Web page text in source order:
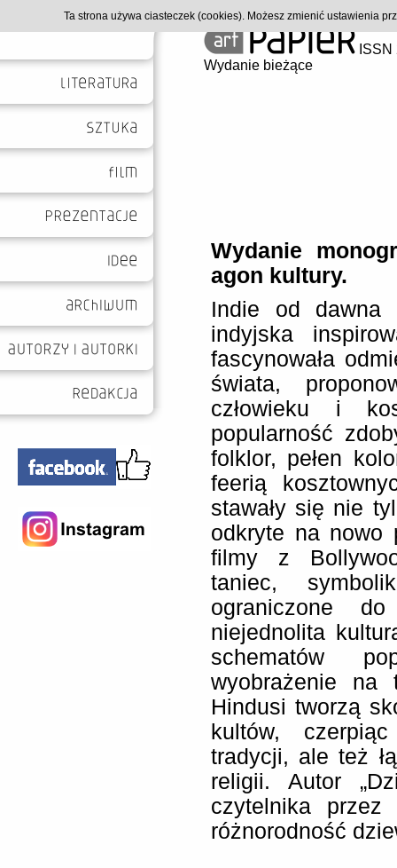
Wydanie bieżące
Wydanie
agon kultury.
Indie od dawna
indyjska
fascynowała
świata,
człowieku i
popularność
folklor, pełen
feerią
stawały się nie
odkryte na nowo
filmy z
taniec,
ograniczone
niejednolita
schematów
wyobrażenie na
Hindusi tworzą
kultów,
tradycji, ale też
religii. Autor
czytelnika przez
różnorodność
Ta strona używa ciasteczek (cookies). Możesz zmienić ustawienia